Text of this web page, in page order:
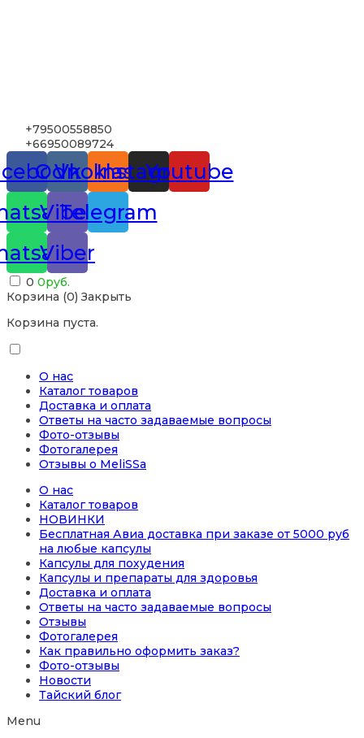
+79500558850
+66950089724
Vk
Odnoklassniki
Instagram
Youtube
Viber
Telegram
Viber
0 0руб.
Корзина (0) Закрыть
Корзина пуста.
О нас
Каталог товаров
Доставка и оплата
Ответы на часто задаваемые вопросы
Фото-отзывы
Фотогалерея
Отзывы о MeliSSa
О нас
Каталог товаров
НОВИНКИ
Бесплатная Авиа доставка при заказе от 5000 руб
на любые капсулы
Капсулы для похудения
Капсулы и препараты для здоровья
Доставка и оплата
Ответы на часто задаваемые вопросы
Отзывы
Фотогалерея
Как правильно оформить заказ?
Фото-отзывы
Новости
Тайский блог
Menu